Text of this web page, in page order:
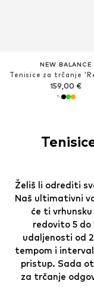
NEW BALANCE
Tenisice za trčanje
159,00 €
Želiš li odrediti
Naš ultimativni
će ti
redovito 5 do
udaljenosti od
tempom i
pristup. Sada
za trčanje